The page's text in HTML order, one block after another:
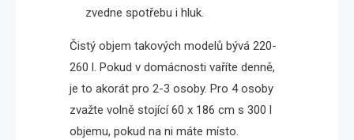
zvedne spotřebu i hluk.
Čistý objem takových modelů bývá 220-
260 l. Pokud v domácnosti vaříte denně,
je to akorát pro 2-3 osoby. Pro 4 osoby
zvažte volně stojící 60 x 186 cm s 300 l
objemu, pokud na ni máte místo.